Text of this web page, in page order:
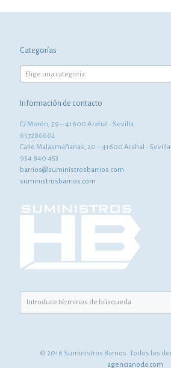
Categorías
Elige una categoría
Información de contacto
C/ Morón, 59 – 41600 Arahal - Sevilla
657286662
Calle Malasmañanas, 20 – 41600 Arahal - Sevilla
954 840 453
barrios@suministrosbarrios.com
suministrosbarrios.com
© 2016 Suministros Barrios. Todos los
agencianodo.com